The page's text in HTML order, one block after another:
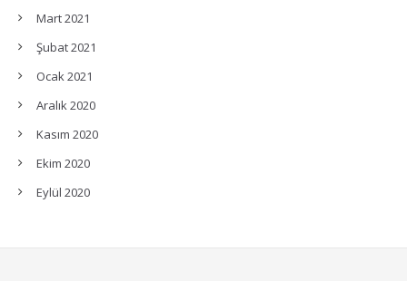
Mart 2021
Şubat 2021
Ocak 2021
Aralık 2020
Kasım 2020
Ekim 2020
Eylül 2020